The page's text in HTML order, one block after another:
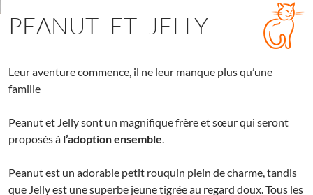
PEANUT ET JELLY
Leur aventure commence, il ne leur manque plus qu’une
famille
Peanut et Jelly sont un magnifique frère et sœur qui seront
proposés à l’adoption ensemble.
Peanut est un adorable petit rouquin plein de charme, tandis
que Jelly est une superbe jeune tigrée au regard doux. Tous les